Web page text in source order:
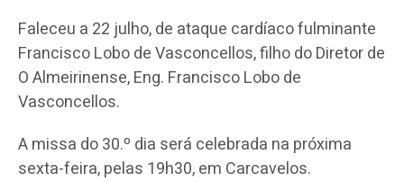
Faleceu a 22 julho, de ataque cardíaco fulminante
Francisco Lobo de Vasconcellos, filho do Diretor de
O Almeirinense, Eng. Francisco Lobo de
Vasconcellos.
A missa do 30.º dia será celebrada na próxima
sexta-feira, pelas 19h30, em Carcavelos.